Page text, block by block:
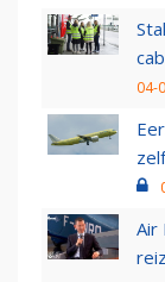
04-
Air